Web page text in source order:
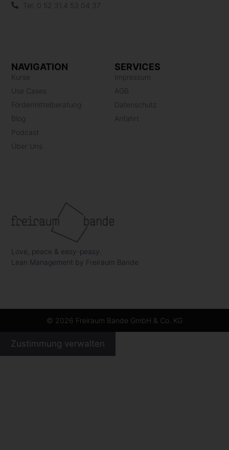
Love, peace & easy-peasy.
Lean Management by Freiraum Bande
SERVICES
Impressum
AGB
Datenschutz
Anfahrt
NAVIGATION
Kurse
Use Cases
Fördermittelberatung
Blog
Podcast
Über Uns
Tel: 0 52 31.4 53 04 37
© 2026 Freiraum Bande GmbH & Co. KG
Zustimmung verwalten